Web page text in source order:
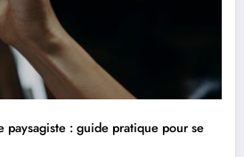
paysagiste : guide pratique pour se